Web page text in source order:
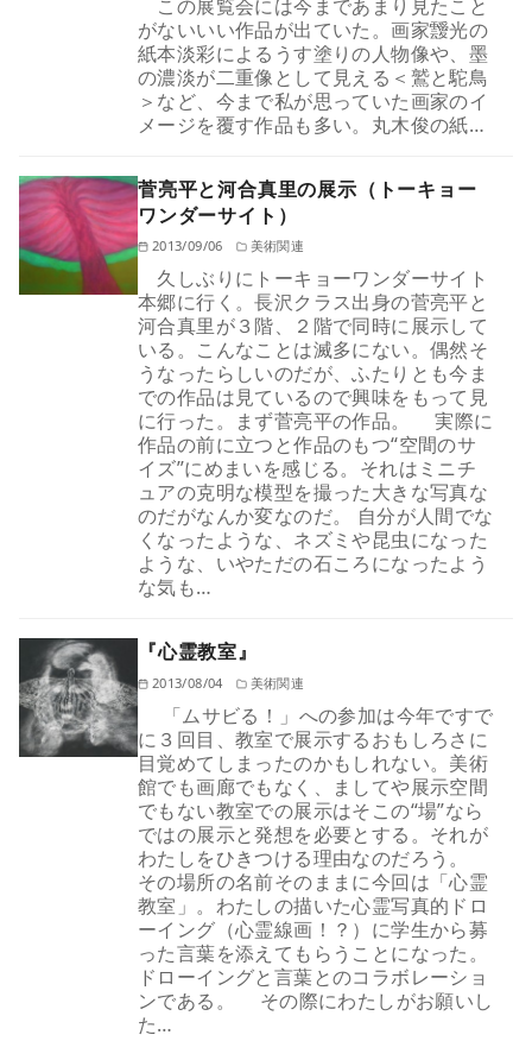
この展覧会には今まであまり見たこと
がないいい作品が出ていた。画家靉光の
紙本淡彩によるうす塗りの人物像や、墨
の濃淡が二重像として見える＜鷲と駝鳥
＞など、今まで私が思っていた画家のイ
メージを覆す作品も多い。丸木俊の紙…
菅亮平と河合真里の展示（トーキョー
ワンダーサイト）
2013/09/06 美術関連
久しぶりにトーキョーワンダーサイト
本郷に行く。長沢クラス出身の菅亮平と
河合真里が３階、２階で同時に展示して
いる。こんなことは滅多にない。偶然そ
うなったらしいのだが、ふたりとも今ま
での作品は見ているので興味をもって見
に行った。まず菅亮平の作品。 実際に
作品の前に立つと作品のもつ“空間のサ
イズ”にめまいを感じる。それはミニチ
ュアの克明な模型を撮った大きな写真な
のだがなんか変なのだ。 自分が人間でな
くなったような、ネズミや昆虫になった
ような、いやただの石ころになったよう
な気も…
『心霊教室』
2013/08/04 美術関連
「ムサビる！」への参加は今年ですで
に３回目、教室で展示するおもしろさに
目覚めてしまったのかもしれない。美術
館でも画廊でもなく、ましてや展示空間
でもない教室での展示はそこの“場”なら
ではの展示と発想を必要とする。それが
わたしをひきつける理由なのだろう。
その場所の名前そのままに今回は「心霊
教室」。わたしの描いた心霊写真的ドロ
ーイング（心霊線画！？）に学生から募
った言葉を添えてもらうことになった。
ドローイングと言葉とのコラボレーショ
ンである。 その際にわたしがお願いし
た…